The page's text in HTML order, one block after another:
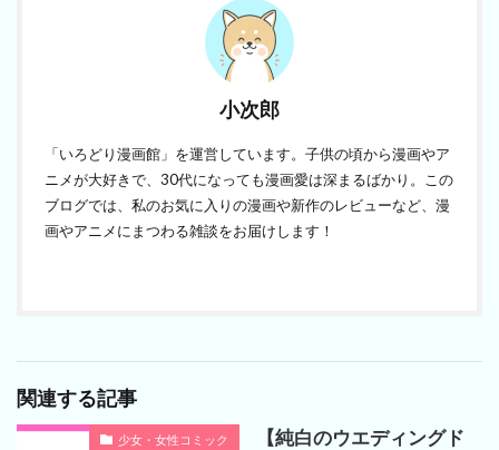
小次郎
「いろどり漫画館」を運営しています。子供の頃から漫画やア
ニメが大好きで、30代になっても漫画愛は深まるばかり。この
ブログでは、私のお気に入りの漫画や新作のレビューなど、漫
画やアニメにまつわる雑談をお届けします！
関連する記事
少女・女性コミック
【純白のウエディングド